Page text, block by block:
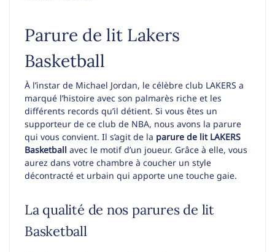
Parure de lit Lakers
Basketball
À l’instar de Michael Jordan, le célèbre club LAKERS a
marqué l’histoire avec son palmarès riche et les
différents records qu’il détient. Si vous êtes un
supporteur de ce club de NBA, nous avons la parure
qui vous convient. Il s’agit de la parure de lit LAKERS
Basketball avec le motif d’un joueur. Grâce à elle, vous
aurez dans votre chambre à coucher un style
décontracté et urbain qui apporte une touche gaie.
La qualité de nos parures de lit
Basketball